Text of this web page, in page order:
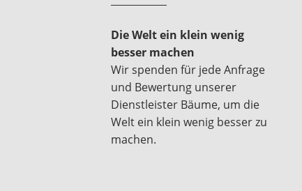
Die Welt ein klein wenig
besser machen
Wir spenden für jede Anfrage
und Bewertung unserer
Dienstleister Bäume, um die
Welt ein klein wenig besser zu
machen.